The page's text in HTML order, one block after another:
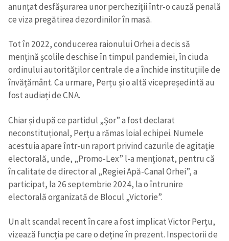
anunțat desfășurarea unor percheziții într-o cauză penală
ce viza pregătirea dezordinilor în masă.
Tot în 2022, conducerea raionului Orhei a decis să
mențină școlile deschise în timpul pandemiei, în ciuda
ordinului autorităților centrale de a închide instituțiile de
învățământ. Ca urmare, Perțu și o altă vicepreședintă au
fost audiați de CNA.
Chiar și după ce partidul „Șor” a fost declarat
neconstituțional, Perțu a rămas loial echipei. Numele
acestuia apare într-un raport privind cazurile de agitație
electorală, unde, „Promo-Lex” l-a menționat, pentru că
în calitate de director al „Regiei Apă-Canal Orhei”, a
participat, la 26 septembrie 2024, la o întrunire
electorală organizată de Blocul „Victorie”.
Un alt scandal recent în care a fost implicat Victor Perțu,
vizează funcția pe care o deține în prezent. Inspectorii de